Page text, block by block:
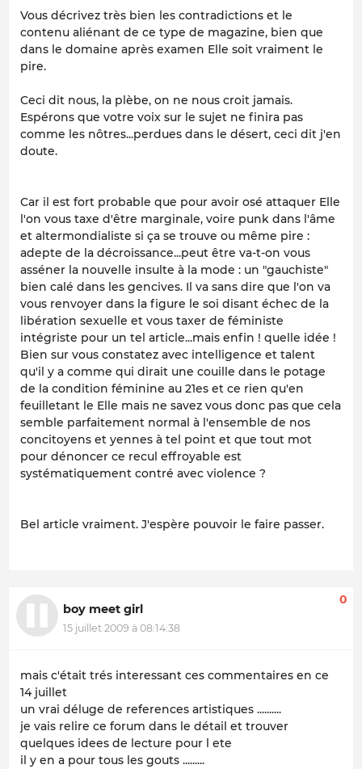
Vous décrivez très bien les contradictions et le
contenu aliénant de ce type de magazine, bien que
dans le domaine après examen Elle soit vraiment le
pire.
Ceci dit nous, la plèbe, on ne nous croit jamais.
Espérons que votre voix sur le sujet ne finira pas
comme les nôtres...perdues dans le désert, ceci dit j'en
doute.
Car il est fort probable que pour avoir osé attaquer Elle
l'on vous taxe d'être marginale, voire punk dans l'âme
et altermondialiste si ça se trouve ou même pire :
adepte de la décroissance...peut être va-t-on vous
asséner la nouvelle insulte à la mode : un "gauchiste"
bien calé dans les gencives. Il va sans dire que l'on va
vous renvoyer dans la figure le soi disant échec de la
libération sexuelle et vous taxer de féministe
intégriste pour un tel article...mais enfin ! quelle idée !
Bien sur vous constatez avec intelligence et talent
qu'il y a comme qui dirait une couille dans le potage
de la condition féminine au 21es et ce rien qu'en
feuilletant le Elle mais ne savez vous donc pas que cela
semble parfaitement normal à l'ensemble de nos
concitoyens et yennes à tel point et que tout mot
pour dénoncer ce recul effroyable est
systématiquement contré avec violence ?
Bel article vraiment. J'espère pouvoir le faire passer.
boy meet girl
15 juillet 2009 à 08:14:38
0
mais c'était trés interessant ces commentaires en ce
14 juillet
un vrai déluge de references artistiques ..........
je vais relire ce forum dans le détail et trouver
quelques idees de lecture pour l ete
il y en a pour tous les gouts .........